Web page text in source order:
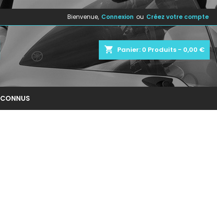
Bienvenue, Connexion ou Créez votre compte
shopping_cart Panier: 0 Produits - 0,00 €